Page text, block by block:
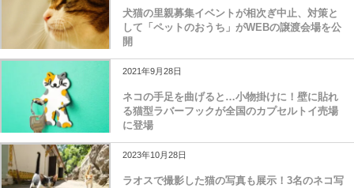
犬猫の里親募集イベントが相次ぎ中止、対策と
して「ペットのおうち」がWEBの譲渡会場を公
開
2021年9月28日
ネコの手足を曲げると…小物掛けに！壁に貼れ
る猫型ラバーフックが全国のカプセルトイ売場
に登場
2023年10月28日
ラオスで撮影した猫の写真も展示！3名のネコ写